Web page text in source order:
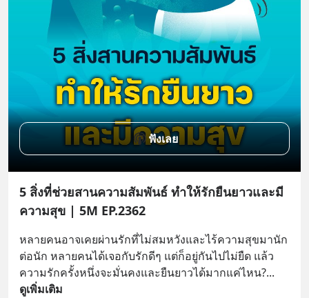
ฟังเลย
5 สิ่งที่ช่วยสานความสัมพันธ์ ทำให้รักยืนยาวและมี
ความสุข | 5M EP.2362
หลายคนอาจเคยผ่านรักที่ไม่สมหวังและไร้ความสุขมานัก
ต่อนัก หลายคนได้เจอกับรักดีๆ แต่ก็อยู่กันไปไม่ยืด แล้ว
ความรักครั้งหนึ่งจะมั่นคงและยืนยาวได้มากแค่ไหน?...
ดูเพิ่มเติม